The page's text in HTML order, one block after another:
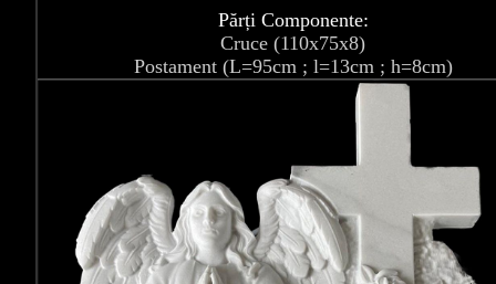
Părți Componente:
Cruce (110x75x8)
Postament (L=95cm ; l=13cm ; h=8cm)